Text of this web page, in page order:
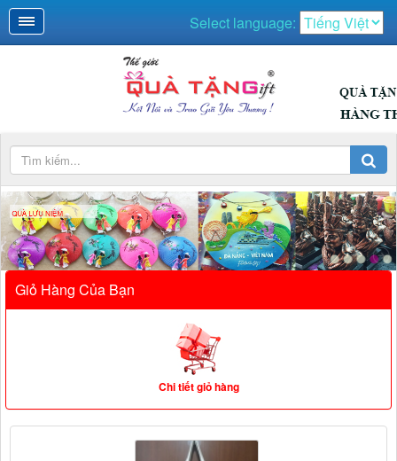
Select language:
QUÀ PHONG THỦY
Giỏ Hàng Của Bạn
Chi tiết giỏ hàng